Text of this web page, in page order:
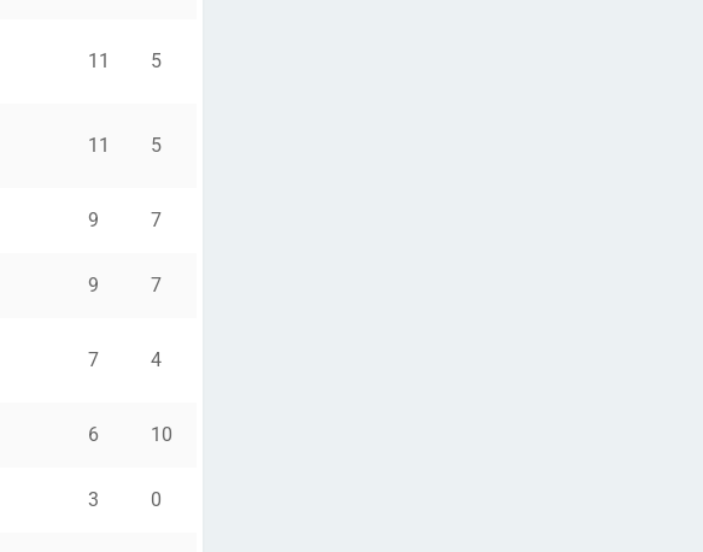
11 5
11 5
9 7
9 7
7 4
6 10
3 0